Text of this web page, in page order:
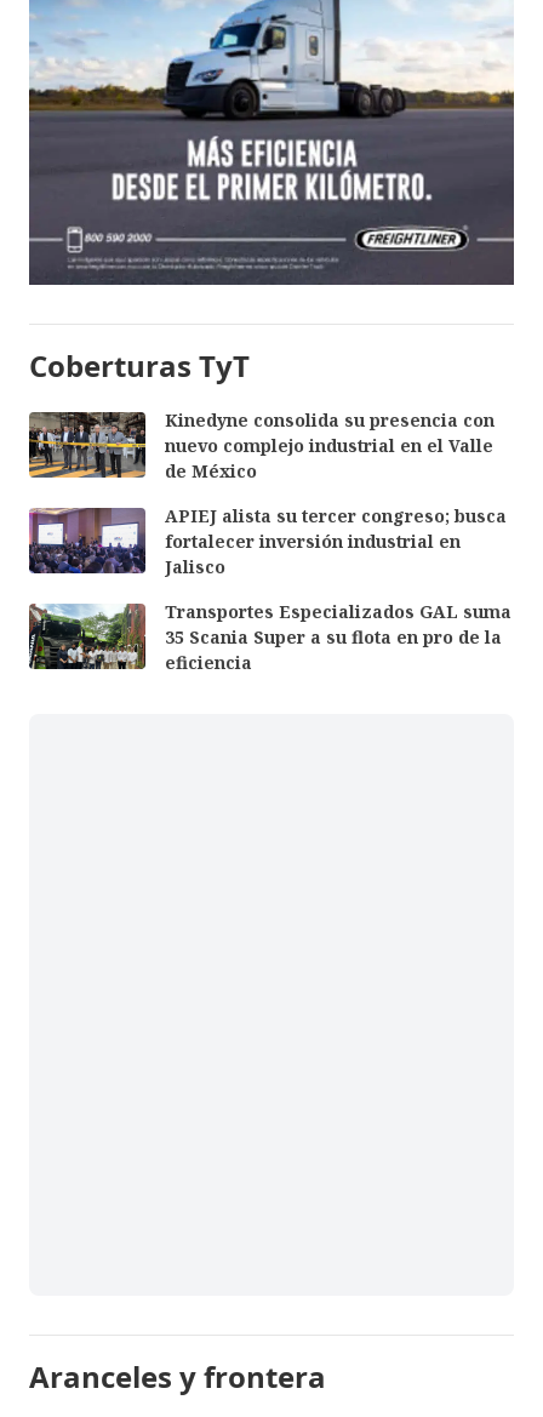
Coberturas TyT
Kinedyne consolida su presencia con
nuevo complejo industrial en el Valle
de México
APIEJ alista su tercer congreso; busca
fortalecer inversión industrial en
Jalisco
Transportes Especializados GAL suma
35 Scania Super a su flota en pro de la
eficiencia
Aranceles y frontera